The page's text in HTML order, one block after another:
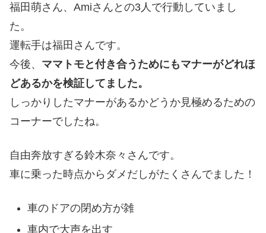
福田萌さん、Amiさんとの3人で行動していまし
た。
運転手は福田さんです。
今後、 ママトモと付き合うためにもマナーがどれほ
どあるかを検証してました。
しっかりしたマナーがあるかどうか見極めるための
コーナーでしたね。
自由奔放すぎる鈴木奈々さんです。
車に乗った時点からダメだしがたくさんでました！
車のドアの閉め方が雑
車内で大声を出す